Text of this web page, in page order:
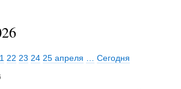
22 23 24 25 апреля Сегодня